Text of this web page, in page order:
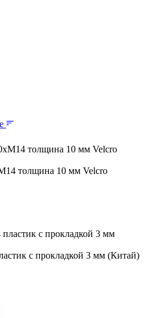
толщина 10 мм Velcro
с прокладкой 3 мм (Китай)